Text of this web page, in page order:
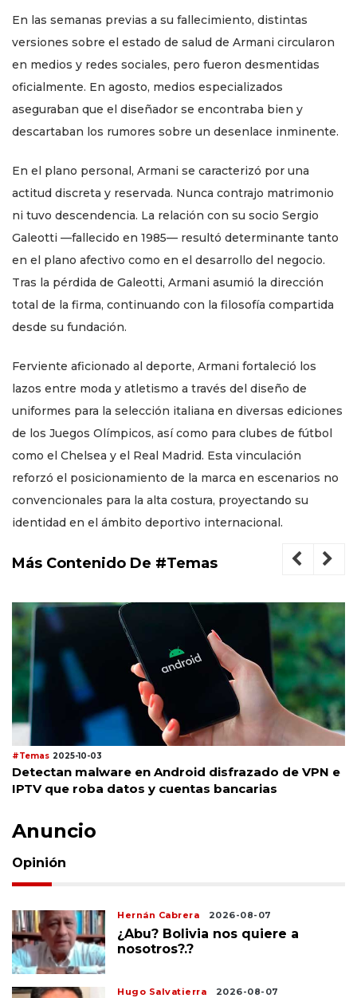
En las semanas previas a su fallecimiento, distintas
versiones sobre el estado de salud de Armani circularon
en medios y redes sociales, pero fueron desmentidas
oficialmente. En agosto, medios especializados
aseguraban que el diseñador se encontraba bien y
descartaban los rumores sobre un desenlace inminente.
En el plano personal, Armani se caracterizó por una
actitud discreta y reservada. Nunca contrajo matrimonio
ni tuvo descendencia. La relación con su socio Sergio
Galeotti —fallecido en 1985— resultó determinante tanto
en el plano afectivo como en el desarrollo del negocio.
Tras la pérdida de Galeotti, Armani asumió la dirección
total de la firma, continuando con la filosofía compartida
desde su fundación.
Ferviente aficionado al deporte, Armani fortaleció los
lazos entre moda y atletismo a través del diseño de
uniformes para la selección italiana en diversas ediciones
de los Juegos Olímpicos, así como para clubes de fútbol
como el Chelsea y el Real Madrid. Esta vinculación
reforzó el posicionamiento de la marca en escenarios no
convencionales para la alta costura, proyectando su
identidad en el ámbito deportivo internacional.
Más Contenido De #Temas
#Temas 2025-10-03
Detectan malware en Android disfrazado de VPN e
IPTV que roba datos y cuentas bancarias
Anuncio
Opinión
Hernán Cabrera 2026-08-07
¿Abu? Bolivia nos quiere a
nosotros?.?
Hugo Salvatierra 2026-08-07